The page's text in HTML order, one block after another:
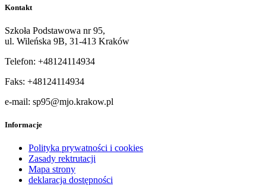
Kontakt
Szkoła Podstawowa nr 95,
ul. Wileńska 9B, 31-413 Kraków
Telefon: +48124114934
Faks: +48124114934
e-mail: sp95@mjo.krakow.pl
Informacje
Polityka prywatności i cookies
Zasady rektrutacji
Mapa strony
deklaracja dostępności